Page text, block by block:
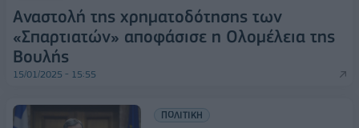
Αναστολή της χρηματοδότησης των
«Σπαρτιατών» αποφάσισε η Ολομέλεια της
Βουλής
15/01/2025 - 15:55
ΠΟΛΙΤΙΚΗ